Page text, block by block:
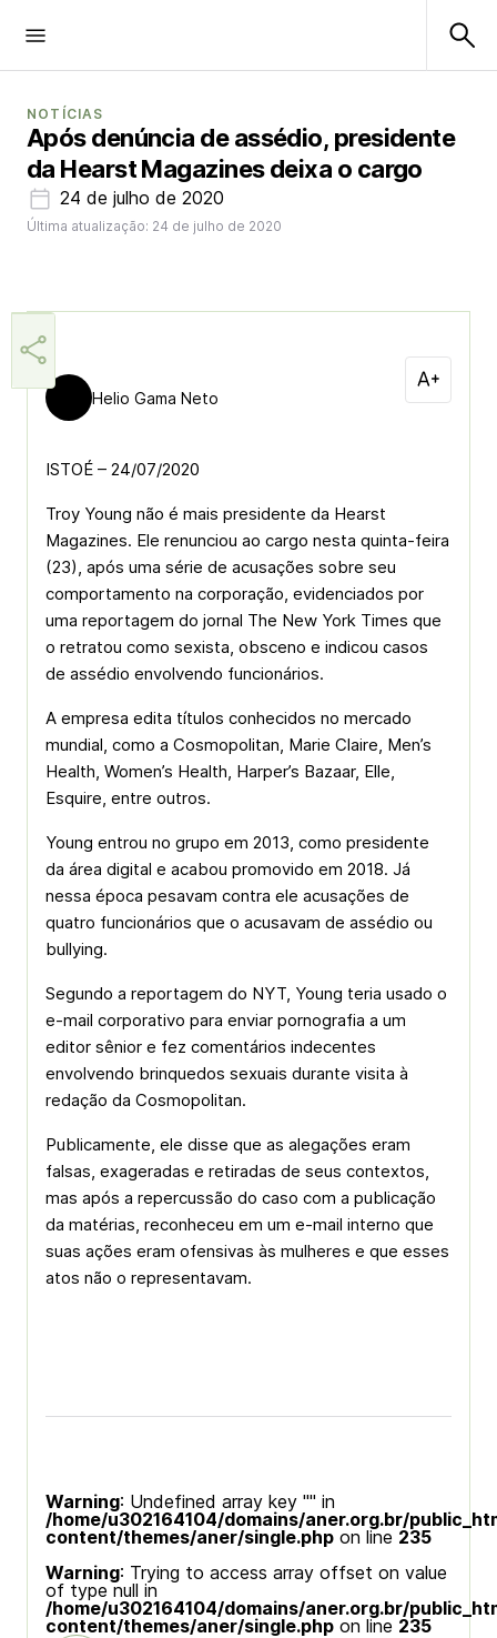
NOTÍCIAS
Após denúncia de assédio, presidente
da Hearst Magazines deixa o cargo
24 de julho de 2020
Última atualização: 24 de julho de 2020
Helio Gama Neto
ISTOÉ – 24/07/2020
Troy Young não é mais presidente da Hearst
Magazines. Ele renunciou ao cargo nesta quinta-feira
(23), após uma série de acusações sobre seu
comportamento na corporação, evidenciados por
uma reportagem do jornal The New York Times que
o retratou como sexista, obsceno e indicou casos
de assédio envolvendo funcionários.
A empresa edita títulos conhecidos no mercado
mundial, como a Cosmopolitan, Marie Claire, Men’s
Health, Women’s Health, Harper’s Bazaar, Elle,
Esquire, entre outros.
Young entrou no grupo em 2013, como presidente
da área digital e acabou promovido em 2018. Já
nessa época pesavam contra ele acusações de
quatro funcionários que o acusavam de assédio ou
bullying.
Segundo a reportagem do NYT, Young teria usado o
e-mail corporativo para enviar pornografia a um
editor sênior e fez comentários indecentes
envolvendo brinquedos sexuais durante visita à
redação da Cosmopolitan.
Publicamente, ele disse que as alegações eram
falsas, exageradas e retiradas de seus contextos,
mas após a repercussão do caso com a publicação
da matérias, reconheceu em um e-mail interno que
suas ações eram ofensivas às mulheres e que esses
atos não o representavam.
Warning: Undefined array key "" in
/home/u302164104/domains/aner.org.br/
content/themes/aner/single.php on line 235
Warning: Trying to access array offset on value
of type null in
/home/u302164104/domains/aner.org.br/
content/themes/aner/single.php on line 235